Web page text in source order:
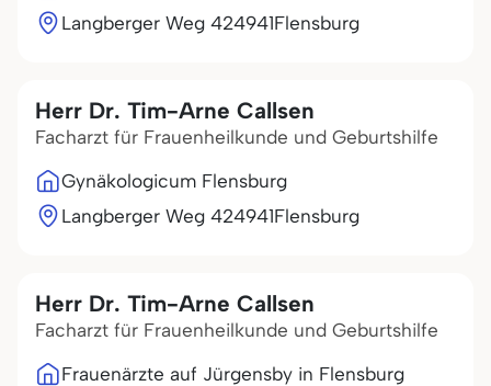
Langberger Weg 424941Flensburg
Herr Dr. Tim-Arne Callsen
Facharzt für Frauenheilkunde und Geburtshilfe
Gynäkologicum Flensburg
Langberger Weg 424941Flensburg
Herr Dr. Tim-Arne Callsen
Facharzt für Frauenheilkunde und Geburtshilfe
Frauenärzte auf Jürgensby in Flensburg